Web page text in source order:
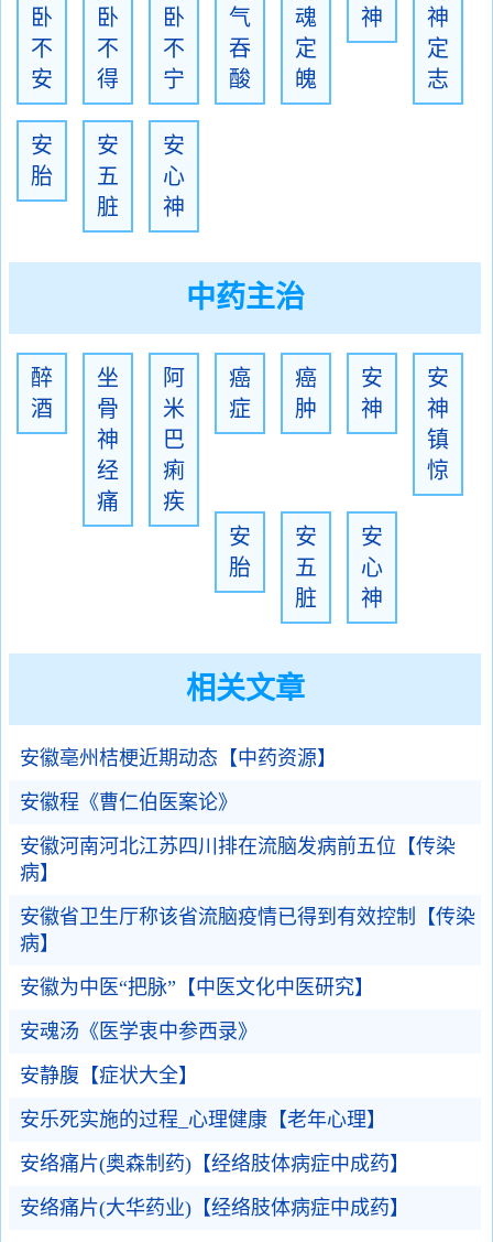
卧
不
安
卧
不
得
卧
不
宁
气
吞
酸
魂
定
魄
神
神
定
志
安
胎
安
五
脏
安
心
神
中药主治
醉
酒
坐
骨
神
经
痛
阿
米
巴
痢
疾
癌
症
癌
肿
安
神
安
神
镇
惊
安
胎
安
五
脏
安
心
神
相关文章
安徽亳州桔梗近期动态【中药资源】
安徽程《曹仁伯医案论》
安徽河南河北江苏四川排在流脑发病前五位【传染
病】
安徽省卫生厅称该省流脑疫情已得到有效控制【传染
病】
安徽为中医“把脉”【中医文化中医研究】
安魂汤《医学衷中参西录》
安静腹【症状大全】
安乐死实施的过程_心理健康【老年心理】
安络痛片(奥森制药)【经络肢体病症中成药】
安络痛片(大华药业)【经络肢体病症中成药】